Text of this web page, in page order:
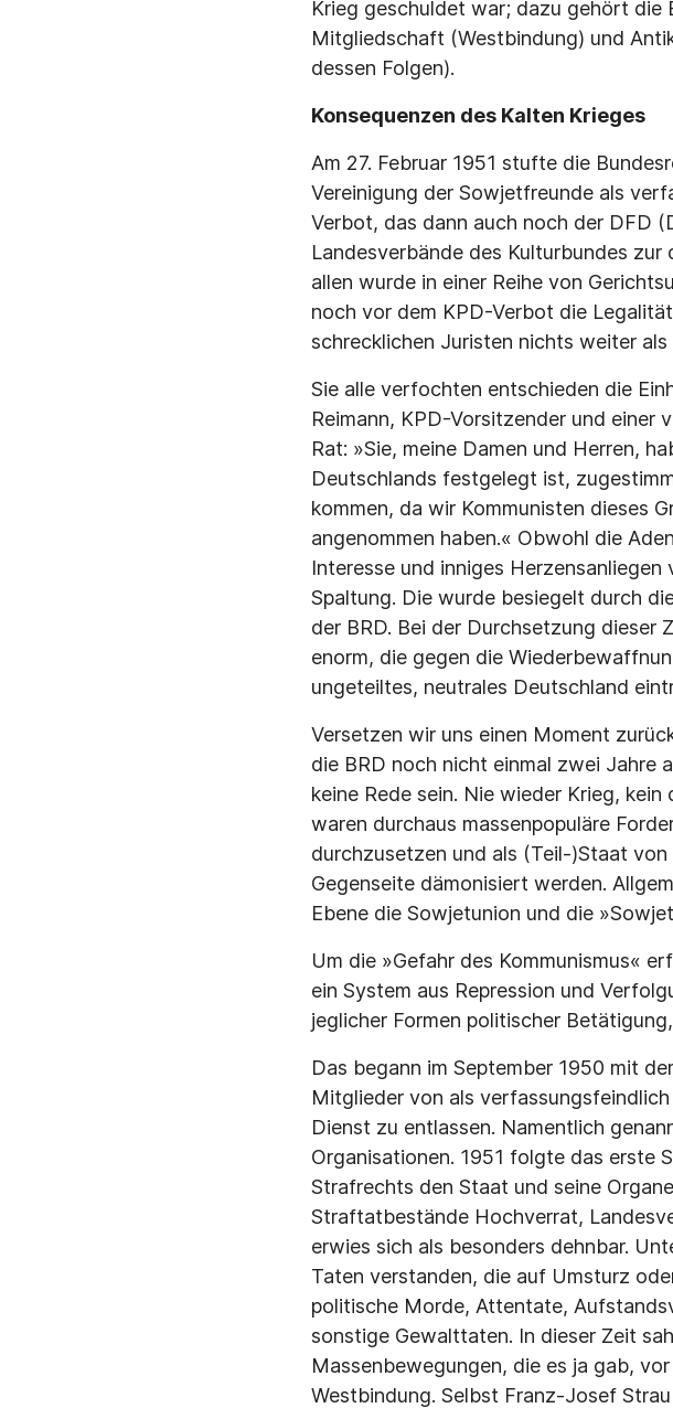
Krieg geschuldet war; dazu gehört die
Mitgliedschaft (Westbindung) und
dessen Folgen).
Konsequenzen des Kalten Krieges
Am 27. Februar 1951 stufte die
Vereinigung der Sowjetfreunde als
Verbot, das dann auch noch der DFD
Landesverbände des Kulturbundes
allen wurde in einer Reihe von
noch vor dem KPD-Verbot die
schrecklichen Juristen nichts weiter
Sie alle verfochten entschieden die
Reimann, KPD-Vorsitzender und einer
Rat: »Sie, meine Damen und Herren,
Deutschlands festgelegt ist,
kommen, da wir Kommunisten dieses
angenommen haben.« Obwohl die
Interesse und inniges
Spaltung. Die wurde besiegelt durch
der BRD. Bei der Durchsetzung dieser
enorm, die gegen die
ungeteiltes, neutrales Deutschland
Versetzen wir uns einen Moment
die BRD noch nicht einmal zwei Jahre
keine Rede sein. Nie wieder Krieg,
waren durchaus massenpopuläre
durchzusetzen und als (Teil-)Staat
Gegenseite dämonisiert werden.
Ebene die Sowjetunion und die
Um die »Gefahr des Kommunismus«
ein System aus Repression und
jeglicher Formen politischer
Das begann im September 1950 mit
Mitglieder von als
Dienst zu entlassen. Namentlich
Organisationen. 1951 folgte das erste
Strafrechts den Staat und seine
Straftatbestände Hochverrat,
erwies sich als besonders dehnbar.
Taten verstanden, die auf Umsturz
politische Morde, Attentate,
sonstige Gewalttaten. In dieser Zeit
Massenbewegungen, die es ja gab,
Westbindung. Selbst Franz-Josef